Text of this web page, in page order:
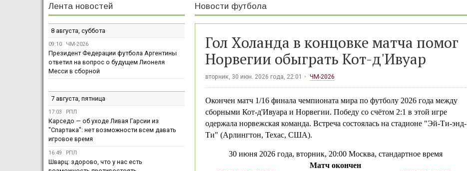
Новости футбола
Гол Холанда в концовке матча помог
Норвегии обыграть Кот-д'Ивуар
вторник, 30 июн. 2026 года, 22:01 ЧМ-2026
Окончен матч 1/16 финала чемпионата мира по футболу 2026 года между
сборными Кот-д'Ивуара и Норвегии. Победу со счётом 2:1 в этой игре
одержала норвежская команда. Встреча состоялась на стадионе "Эй-Ти-энд-
Ти" (Арлингтон, Техас, США).
30 июня 2026 года, вторник, 20:00 Москва, стандартное время
Матч окончен
Лента новостей
8 августа, суббота
09:10 ЧМ-2026
Президент Федерации футбола Аргентины
ответил на вопрос о будущем Лионеля
Месси в сборной
7 августа, пятница
17:03 РПЛ
Карседо — об уходе Ливая Гарсии из
"Спартака": нет возможности всем давать
игровое время
16:49 РПЛ
Шварц: здорово, что у нас есть